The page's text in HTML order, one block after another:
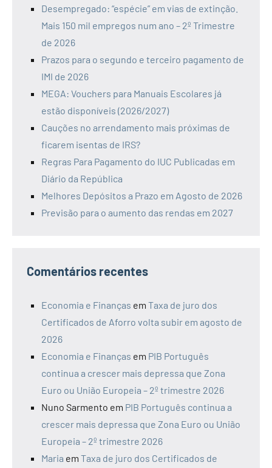
Desempregado: “espécie” em vias de extinção.
Mais 150 mil empregos num ano – 2º Trimestre
de 2026
Prazos para o segundo e terceiro pagamento de
IMI de 2026
MEGA: Vouchers para Manuais Escolares já
estão disponíveis (2026/2027)
Cauções no arrendamento mais próximas de
ficarem isentas de IRS?
Regras Para Pagamento do IUC Publicadas em
Diário da República
Melhores Depósitos a Prazo em Agosto de 2026
Previsão para o aumento das rendas em 2027
Comentários recentes
Economia e Finanças em Taxa de juro dos
Certificados de Aforro volta subir em agosto de
2026
Economia e Finanças em PIB Português
continua a crescer mais depressa que Zona
Euro ou União Europeia – 2º trimestre 2026
Nuno Sarmento em PIB Português continua a
crescer mais depressa que Zona Euro ou União
Europeia – 2º trimestre 2026
Maria em Taxa de juro dos Certificados de